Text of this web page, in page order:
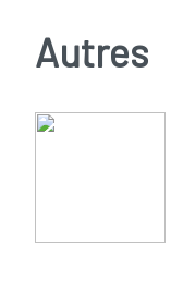
Autres